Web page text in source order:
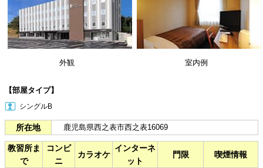
外観 室内例
【部屋タイプ】
シングルB
所在地 鹿児島県西之表市西之表16069
教習所ま
で
コンビ
ニ
カラオケ
インターネ
ット
門限 喫煙情報